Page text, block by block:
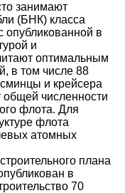
занимают
(БНК) класса
опубликованной в
и
оптимальным
в том числе 88
и крейсера
общей численности
флота. Для
флота
атомных
плана
в
70